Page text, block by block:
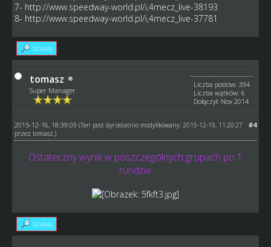
7- http://www.speedway-world.pl/i,4mecz_live-38193
8- http://www.speedway-world.pl/i,4mecz_live-37781
Szukaj
tomasz
Super Manager
Liczba postów: 394
Liczba wątków: 6
Dołączył: Nov 2014
#4
2015-12-16, 18:39:09 (Ten post był ostatnio modyfikowany: 2015-12-19, 11:20:27
przez tomasz .)
Ostateczny wynik w poszczególnych grupach po 1
rundzie
Szukaj